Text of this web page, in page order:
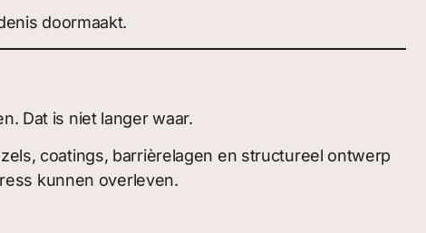
doormaakt.
Dat is niet langer waar.
coatings, barrièrelagen en structureel ontwerp
kunnen overleven.